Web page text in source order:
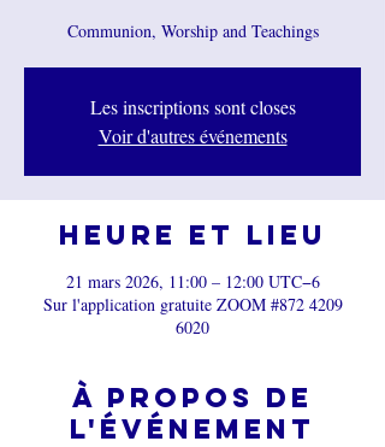
Communion, Worship and Teachings
Les inscriptions sont closes
Voir d'autres événements
Heure et lieu
21 mars 2026, 11:00 – 12:00 UTC−6
Sur l'application gratuite ZOOM #872 4209
6020
À propos de
l'événement